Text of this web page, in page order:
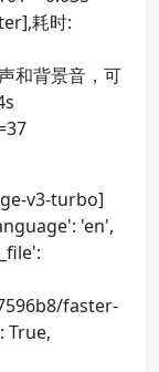
耗时:
和背景音，可
v3-turbo]
'en',
faster-
True,